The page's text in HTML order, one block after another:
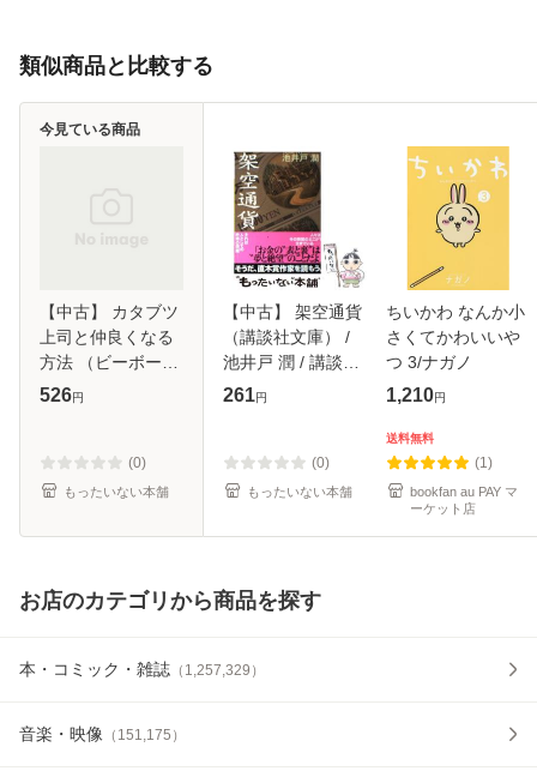
類似商品と比較する
【中古】 カタブツ
上司と仲良くなる
方法 （ビーボーイ
コミックス） / 宝
ール便送料無料】
526円
(0)
もったいない本舗
今見ている商品
【中古】 架空通貨
（講談社文庫） /
池井戸 潤 / 講談社
[文庫]【メール便送
261円
(0)
もったいない本舗
ちいかわ なんか小
さくてかわいいや
つ 3/ナガノ
1,210円
送料無料
(1)
bookfan au PAY マ
ーケット店
お店のカテゴリから商品を探す
本・コミック・雑誌 （ 1,257,329 ）
音楽・映像 （ 151,175 ）